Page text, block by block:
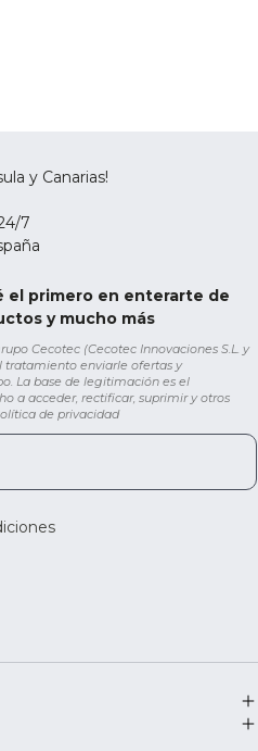
y Canarias!
7
primero en enterarte de
y mucho más
Cecotec (Cecotec Innovaciones S.L. y
tratamiento enviarle ofertas y
La base de legitimación es el
a acceder, rectificar, suprimir y otros
de privacidad